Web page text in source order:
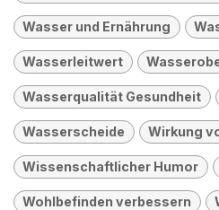
Wasser und Ernährung
Wasserleitwert
Wasserqualität Gesundheit
Wasserscheide Wirkung
Wissenschaftlicher Humor
Wohlbefinden verbessern